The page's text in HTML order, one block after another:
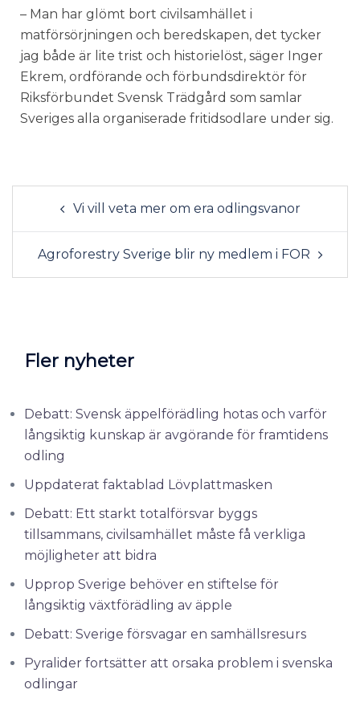
– Man har glömt bort civilsamhället i
matförsörjningen och beredskapen, det tycker
jag både är lite trist och historielöst, säger Inger
Ekrem, ordförande och förbundsdirektör för
Riksförbundet Svensk Trädgård som samlar
Sveriges alla organiserade fritidsodlare under sig.
Vi vill veta mer om era odlingsvanor
Agroforestry Sverige blir ny medlem i FOR
Fler nyheter
Debatt: Svensk äppelförädling hotas och varför
långsiktig kunskap är avgörande för framtidens
odling
Uppdaterat faktablad Lövplattmasken
Debatt: Ett starkt totalförsvar byggs
tillsammans, civilsamhället måste få verkliga
möjligheter att bidra
Upprop Sverige behöver en stiftelse för
långsiktig växtförädling av äpple
Debatt: Sverige försvagar en samhällsresurs
Pyralider fortsätter att orsaka problem i svenska
odlingar